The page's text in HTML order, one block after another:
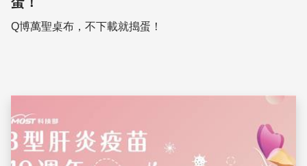
Q博萬聖桌布，不下載就搗蛋！